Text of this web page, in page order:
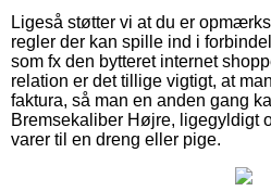
Ligeså støtter vi at du er
regler der kan spille ind i
som fx den bytteret internet
relation er det tillige vigtigt, at
faktura, så man en anden gang
Bremsekaliber Højre, ligegyldigt
varer til en dreng eller pige.